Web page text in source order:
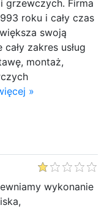
grzewczych. Firma
roku i cały czas
swoją
zakres usług
montaż,
»
wykonanie